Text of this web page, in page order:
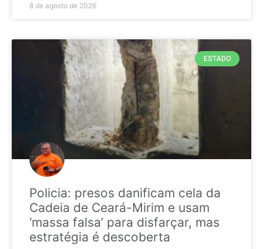
8 de agosto de 2026
ESTADO
Policia: presos danificam cela da
Cadeia de Ceará-Mirim e usam
‘massa falsa’ para disfarçar, mas
estratégia é descoberta